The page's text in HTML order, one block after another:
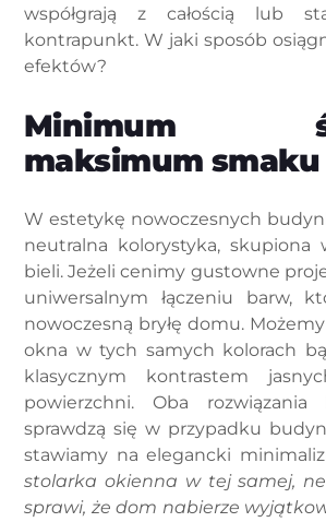
współgrają z całością lub
kontrapunkt. W jaki sposób
efektów?
Minimum
maksimum smaku
W estetykę nowoczesnych
neutralna kolorystyka, skupiona
bieli. Jeżeli cenimy gustowne
uniwersalnym łączeniu barw,
nowoczesną bryłę domu.
okna w tych samych kolorach
klasycznym kontrastem
powierzchni. Oba rozwiązania
sprawdzą się w przypadku
stawiamy na elegancki
stolarka okienna w tej samej,
sprawi, że dom nabierze